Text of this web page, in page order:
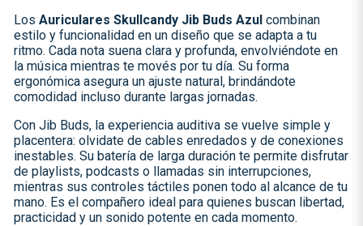
Los Auriculares Skullcandy Jib Buds Azulcombinan
estilo y funcionalidad en un diseño que se adapta a tu
ritmo. Cada nota suena clara y profunda, envolviéndote en
la música mientras te movés por tu día. Su forma
ergonómica asegura un ajuste natural, brindándote
comodidad incluso durante largas jornadas.
Con Jib Buds, la experiencia auditiva se vuelve simple y
placentera: olvidate de cables enredados y de conexiones
inestables. Su batería de larga duración te permite disfrutar
de playlists, podcasts o llamadas sin interrupciones,
mientras sus controles táctiles ponen todo al alcance de tu
mano. Es el compañero ideal para quienes buscan libertad,
practicidad y un sonido potente en cada momento.